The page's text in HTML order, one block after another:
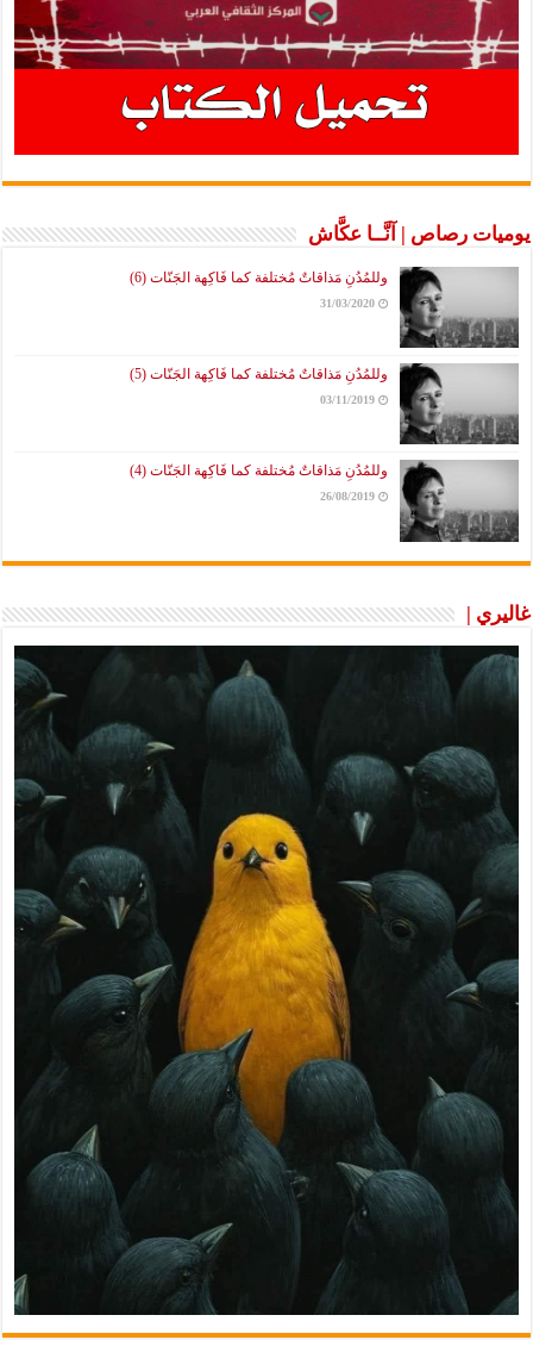
يوميات رصاص | آنَّــا عكَّاش
وللمُدُنِ مَذاقاتٌ مُختلفة كما فَاكِهة الجَنّات (6)
31/03/2020
وللمُدُنِ مَذاقاتٌ مُختلفة كما فَاكِهة الجَنّات (5)
03/11/2019
وللمُدُنِ مَذاقاتٌ مُختلفة كما فَاكِهة الجَنّات (4)
26/08/2019
غاليري |